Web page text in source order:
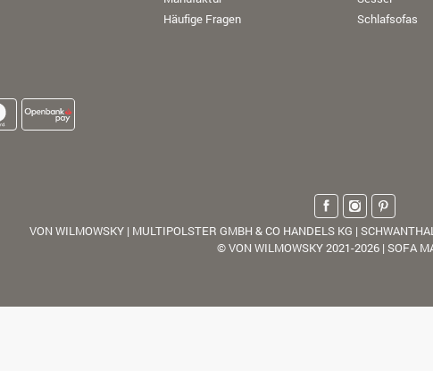
Häufige Fragen
Schlafsofas
VON WILMOWSKY | MULTIPOLSTER GMBH & CO HANDELS KG |
© VON WILMOWSKY 2021-2026 | SOFA